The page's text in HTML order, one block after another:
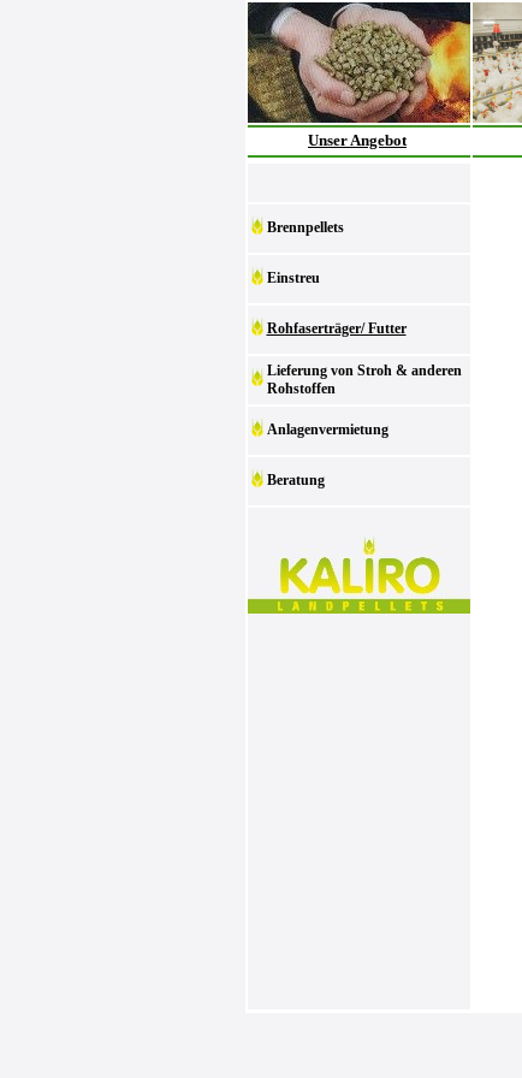
Unser Angebot
Brennpellets
Einstreu
Rohfaserträger/ Futter
Lieferung von Stroh & anderen
Rohstoffen
Anlagenvermietung
Beratung